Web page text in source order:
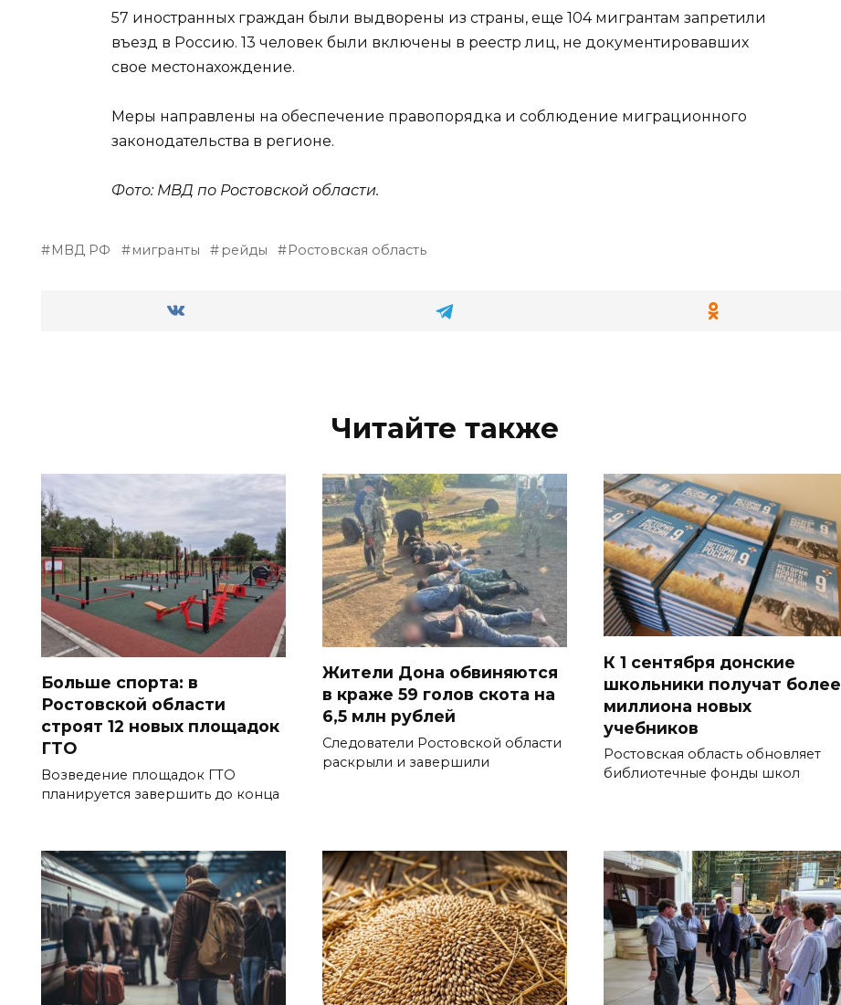
57 иностранных граждан были выдворены из страны, еще 104 мигрантам запретили
въезд в Россию. 13 человек были включены в реестр лиц, не документировавших
свое местонахождение.
Меры направлены на обеспечение правопорядка и соблюдение миграционного
законодательства в регионе.
Фото: МВД по Ростовской области.
МВД РФ мигранты рейды Ростовская область
Читайте также
Больше спорта: в
Ростовской области
строят 12 новых площадок
ГТО
Возведение площадок ГТО
планируется завершить до конца
Жители Дона обвиняются
в краже 59 голов скота на
6,5 млн рублей
Следователи Ростовской области
раскрыли и завершили
К 1 сентября донские
школьники получат более
миллиона новых
учебников
Ростовская область обновляет
библиотечные фонды школ